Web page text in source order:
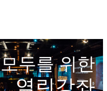
모두를 위한